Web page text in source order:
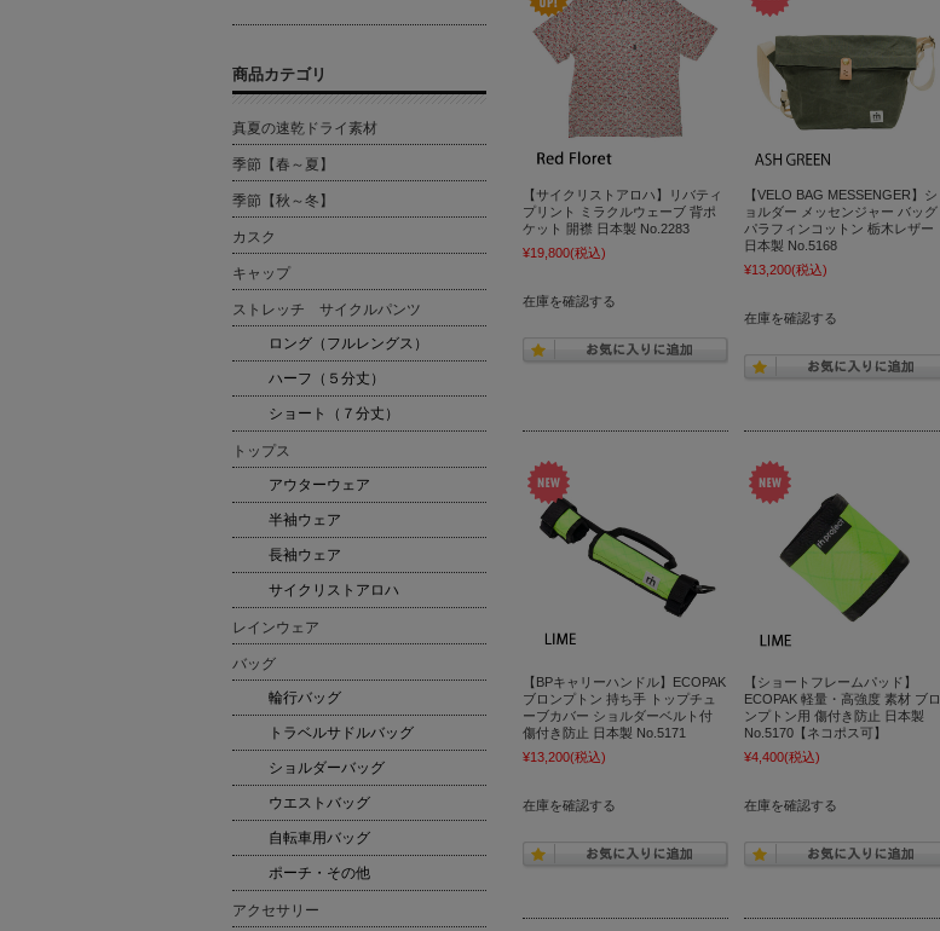
【サイクリストアロハ】リバティ
プリント ミラクルウェーブ 背ポ
ケット 開襟 日本製 No.2283
¥19,800(税込)
在庫を確認する
【VELO BAG MESSENGER】シ
ョルダー メッセンジャー バッグ
パラフィンコットン 栃木レザー
日本製 No.5168
¥13,200(税込)
在庫を確認する
【BPキャリーハンドル】ECOPAK
ブロンプトン 持ち手 トップチュ
ーブカバー ショルダーベルト付
傷付き防止 日本製 No.5171
¥13,200(税込)
在庫を確認する
【ショートフレームパッド】
ECOPAK 軽量・高強度 素材 ブロ
ンプトン用 傷付き防止 日本製
No.5170【ネコポス可】
¥4,400(税込)
在庫を確認する
商品カテゴリ
真夏の速乾ドライ素材
季節【春～夏】
季節【秋～冬】
カスク
キャップ
ストレッチ サイクルパンツ
ロング（フルレングス）
ハーフ（５分丈）
ショート（７分丈）
トップス
アウターウェア
半袖ウェア
長袖ウェア
サイクリストアロハ
レインウェア
バッグ
輪行バッグ
トラベルサドルバッグ
ショルダーバッグ
ウエストバッグ
自転車用バッグ
ポーチ・その他
アクセサリー